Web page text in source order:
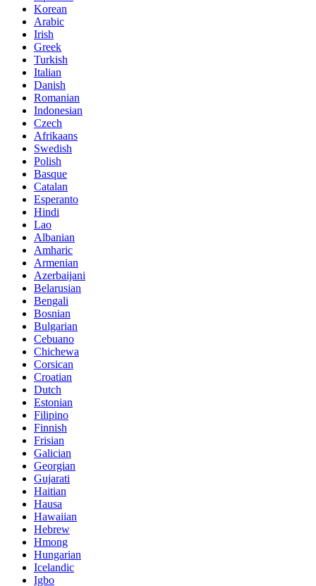
Korean
Arabic
Irish
Greek
Turkish
Italian
Danish
Romanian
Indonesian
Czech
Afrikaans
Swedish
Polish
Basque
Catalan
Esperanto
Hindi
Lao
Albanian
Amharic
Armenian
Azerbaijani
Belarusian
Bengali
Bosnian
Bulgarian
Cebuano
Chichewa
Corsican
Croatian
Dutch
Estonian
Filipino
Finnish
Frisian
Galician
Georgian
Gujarati
Haitian
Hausa
Hawaiian
Hebrew
Hmong
Hungarian
Icelandic
Igbo